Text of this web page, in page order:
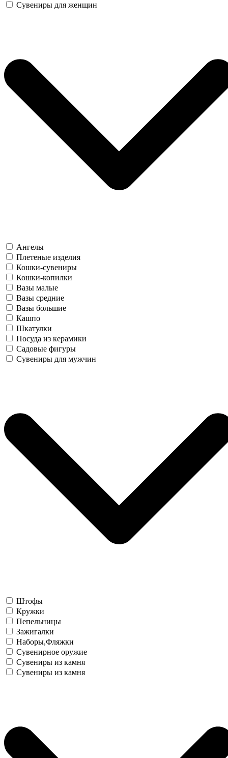
Сувениры для женщин
Ангелы
Плетеные изделия
Кошки-сувениры
Кошки-копилки
Вазы малые
Вазы средние
Вазы большие
Кашпо
Шкатулки
Посуда из керамики
Садовые фигуры
Сувениры для мужчин
Штофы
Кружки
Пепельницы
Зажигалки
Наборы,Фляжки
Сувенирное оружие
Сувениры из камня
Сувениры из камня